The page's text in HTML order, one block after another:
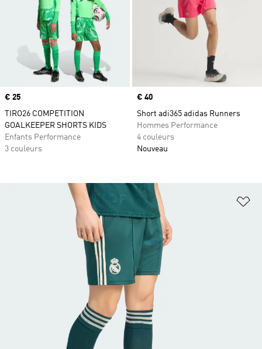
Prix
€ 25
TIRO26 COMPETITION
GOALKEEPER SHORTS KIDS
Enfants Performance
3 couleurs
Prix
€ 40
Short adi365 adidas Runners
Hommes Performance
4 couleurs
Nouveau